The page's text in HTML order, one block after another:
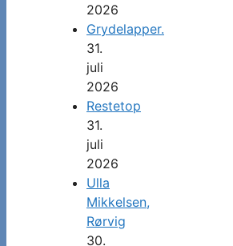
2026
Grydelapper.
31.
juli
2026
Restetop
31.
juli
2026
Ulla
Mikkelsen,
Rørvig
30.